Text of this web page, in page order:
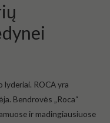
lyderiai. ROCA yra
Bendrovės „Roca“
ir madingiausiuose